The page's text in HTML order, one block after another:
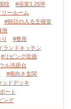
段
#浴室1.25坪
ールーム
#朝日の入る主寝室
側
#整形
ランドキッチン
#リビング吹抜
ル洗面台
#南向き玄関
ッドデッキ
ート
ング